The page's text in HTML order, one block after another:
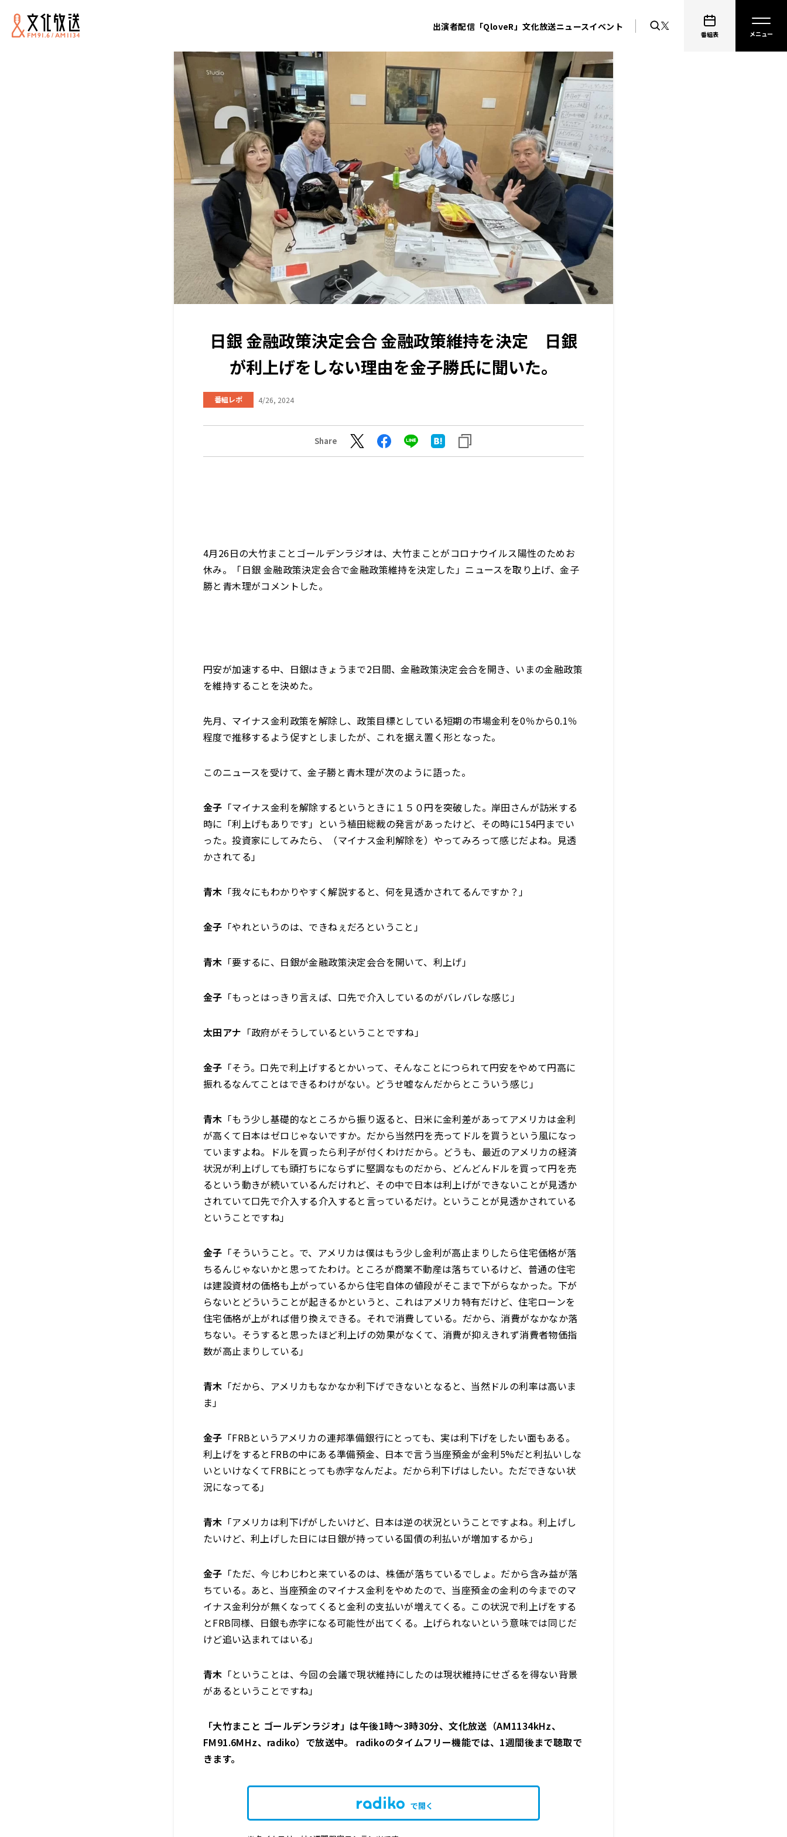
出演者配信「QloveR」文化放送ニュースイベント
番組表
日銀 金融政策決定会合 金融政策維持を決定 日銀
が利上げをしない理由を金子勝氏に聞いた。
番組レポ 4/26, 2024
Share
4月26日の大竹まことゴールデンラジオは、大竹まことがコロナウイルス陽性のためお
休み。「日銀 金融政策決定会合で金融政策維持を決定した」ニュースを取り上げ、金子
勝と青木理がコメントした。
円安が加速する中、日銀はきょうまで2日間、金融政策決定会合を開き、いまの金融政策
を維持することを決めた。
先月、マイナス金利政策を解除し、政策目標としている短期の市場金利を0％から0.1％
程度で推移するよう促すとしましたが、これを据え置く形となった。
このニュースを受けて、金子勝と青木理が次のように語った。
金子 「マイナス金利を解除するというときに１５０円を突破した。岸田さんが訪米する
時に「利上げもありです」という植田総裁の発言があったけど、その時に154円までい
った。投資家にしてみたら、（マイナス金利解除を）やってみろって感じだよね。見透
かされてる」
青木 「我々にもわかりやすく解説すると、何を見透かされてるんですか？」
金子 「やれというのは、できねぇだろということ」
青木 「要するに、日銀が金融政策決定会合を開いて、利上げ」
金子 「もっとはっきり言えば、口先で介入しているのがバレバレな感じ」
太田アナ 「政府がそうしているということですね」
金子 「そう。口先で利上げするとかいって、そんなことにつられて円安をやめて円高に
振れるなんてことはできるわけがない。どうせ嘘なんだからとこういう感じ」
青木 「もう少し基礎的なところから振り返ると、日米に金利差があってアメリカは金利
が高くて日本はゼロじゃないですか。だから当然円を売ってドルを買うという風になっ
ていますよね。ドルを買ったら利子が付くわけだから。どうも、最近のアメリカの経済
状況が利上げしても頭打ちにならずに堅調なものだから、どんどんドルを買って円を売
るという動きが続いているんだけれど、その中で日本は利上げができないことが見透か
されていて口先で介入する介入すると言っているだけ。ということが見透かされている
ということですね」
金子 「そういうこと。で、アメリカは僕はもう少し金利が高止まりしたら住宅価格が落
ちるんじゃないかと思ってたわけ。ところが商業不動産は落ちているけど、普通の住宅
は建設資材の価格も上がっているから住宅自体の値段がそこまで下がらなかった。下が
らないとどういうことが起きるかというと、これはアメリカ特有だけど、住宅ローンを
住宅価格が上がれば借り換えできる。それで消費している。だから、消費がなかなか落
ちない。そうすると思ったほど利上げの効果がなくて、消費が抑えきれず消費者物価指
数が高止まりしている」
青木 「だから、アメリカもなかなか利下げできないとなると、当然ドルの利率は高いま
ま」
金子 「FRBというアメリカの連邦準備銀行にとっても、実は利下げをしたい面もある。
利上げをするとFRBの中にある準備預金、日本で言う当座預金が金利5%だと利払いしな
いといけなくてFRBにとっても赤字なんだよ。だから利下げはしたい。ただできない状
況になってる」
青木 「アメリカは利下げがしたいけど、日本は逆の状況ということですよね。利上げし
たいけど、利上げした日には日銀が持っている国債の利払いが増加するから」
金子 「ただ、今じわじわと来ているのは、株価が落ちているでしょ。だから含み益が落
ちている。あと、当座預金のマイナス金利をやめたので、当座預金の金利の今までのマ
イナス金利分が無くなってくると金利の支払いが増えてくる。この状況で利上げをする
とFRB同様、日銀も赤字になる可能性が出てくる。上げられないという意味では同じだ
けど追い込まれてはいる」
青木 「ということは、今回の会議で現状維持にしたのは現状維持にせざるを得ない背景
があるということですね」
「大竹まこと ゴールデンラジオ」は午後1時～3時30分、文化放送（AM1134kHz、
FM91.6MHz、radiko）で放送中。 radikoのタイムフリー機能では、1週間後まで聴取で
きます。
で開く